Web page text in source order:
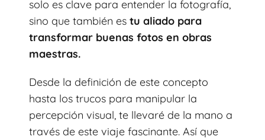
solo es clave para entender la fotografía,
sino que también estu aliado para
transformar buenas fotos en obras
maestras.
Desde la definición de este concepto
hasta los trucos para manipular la
percepción visual, te llevaré de la mano a
través de este viaje fascinante. Así que